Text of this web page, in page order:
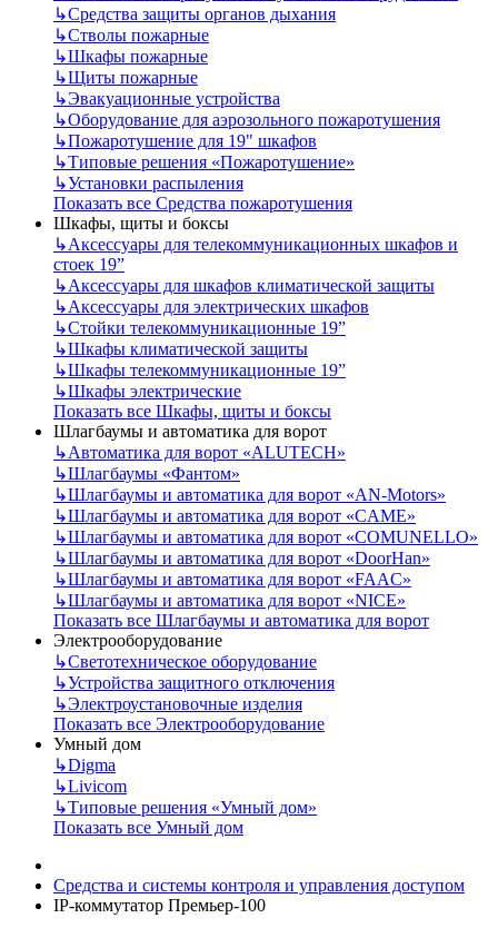
↳Средства защиты органов дыхания
↳Стволы пожарные
↳Шкафы пожарные
↳Щиты пожарные
↳Эвакуационные устройства
↳Оборудование для аэрозольного пожаротушения
↳Пожаротушение для 19" шкафов
↳Типовые решения «Пожаротушение»
↳Установки распыления
Показать все Средства пожаротушения
Шкафы, щиты и боксы
↳Аксессуары для телекоммуникационных шкафов и
стоек 19”
↳Аксессуары для шкафов климатической защиты
↳Аксессуары для электрических шкафов
↳Стойки телекоммуникационные 19”
↳Шкафы климатической защиты
↳Шкафы телекоммуникационные 19”
↳Шкафы электрические
Показать все Шкафы, щиты и боксы
Шлагбаумы и автоматика для ворот
↳Автоматика для ворот «ALUTECH»
↳Шлагбаумы «Фантом»
↳Шлагбаумы и автоматика для ворот «AN-Motors»
↳Шлагбаумы и автоматика для ворот «CAME»
↳Шлагбаумы и автоматика для ворот «COMUNELLO»
↳Шлагбаумы и автоматика для ворот «DoorHan»
↳Шлагбаумы и автоматика для ворот «FAAC»
↳Шлагбаумы и автоматика для ворот «NICE»
Показать все Шлагбаумы и автоматика для ворот
Электрооборудование
↳Светотехническое оборудование
↳Устройства защитного отключения
↳Электроустановочные изделия
Показать все Электрооборудование
Умный дом
↳Digma
↳Livicom
↳Типовые решения «Умный дом»
Показать все Умный дом
Средства и системы контроля и управления доступом
IP-коммутатор Премьер-100